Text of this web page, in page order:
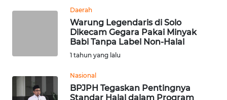
Daerah
Warung Legendaris di Solo
Dikecam Gegara Pakai Minyak
Babi Tanpa Label Non-Halal
1 tahun yang lalu
Nasional
BPJPH Tegaskan Pentingnya
Standar Halal dalam Program
KAMI